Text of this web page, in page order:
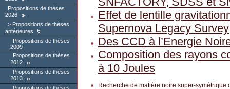
Propositions de thèses
2026
Propositions de thèses
antérieures
Propositions de thèses
2009
Propositions de thèses
2012
Propositions de thèses
2013
Effet de lentille
Supernova Legacy Survey
Des CCD à l’Energie
Composition des rayons
à 10 Joules
Recherche de matière noire super-symétrique